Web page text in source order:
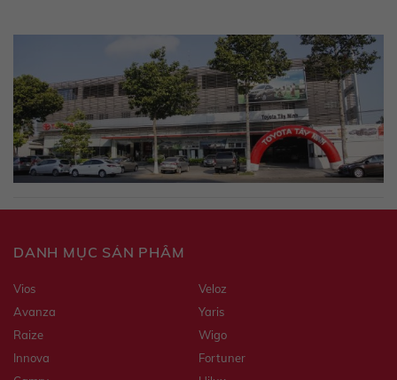
DANH MỤC SẢN PHẨM
Vios
Veloz
Avanza
Yaris
Raize
Wigo
Innova
Fortuner